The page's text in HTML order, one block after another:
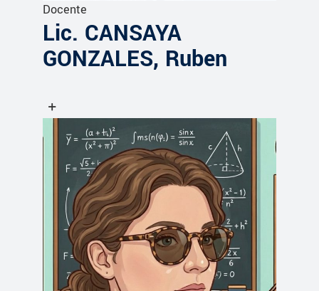
Docente
Lic. CANSAYA
GONZALES, Ruben